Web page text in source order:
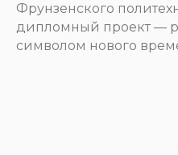
Фрунзенского
дипломный проект —
символом нового